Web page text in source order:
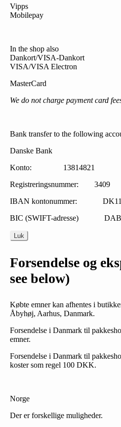
Vipps
Mobilepay
In the shop also
Dankort/VISA-Dankort
VISA/VISA Electron
MasterCard
We do not charge payment card
Bank transfer to the following
Danske Bank
Konto: 13814821
Registreringsnummer:
IBAN kontonummer:
BIC (SWIFT-adresse)
Luk
Forsendelse og
see below)
Købte emner kan afhentes i
Åbyhøj, Aarhus, Danmark.
Forsendelse i Danmark til
emner.
Forsendelse i Danmark til
koster som regel 100 DKK.
Norge
Der er forskellige muligheder.